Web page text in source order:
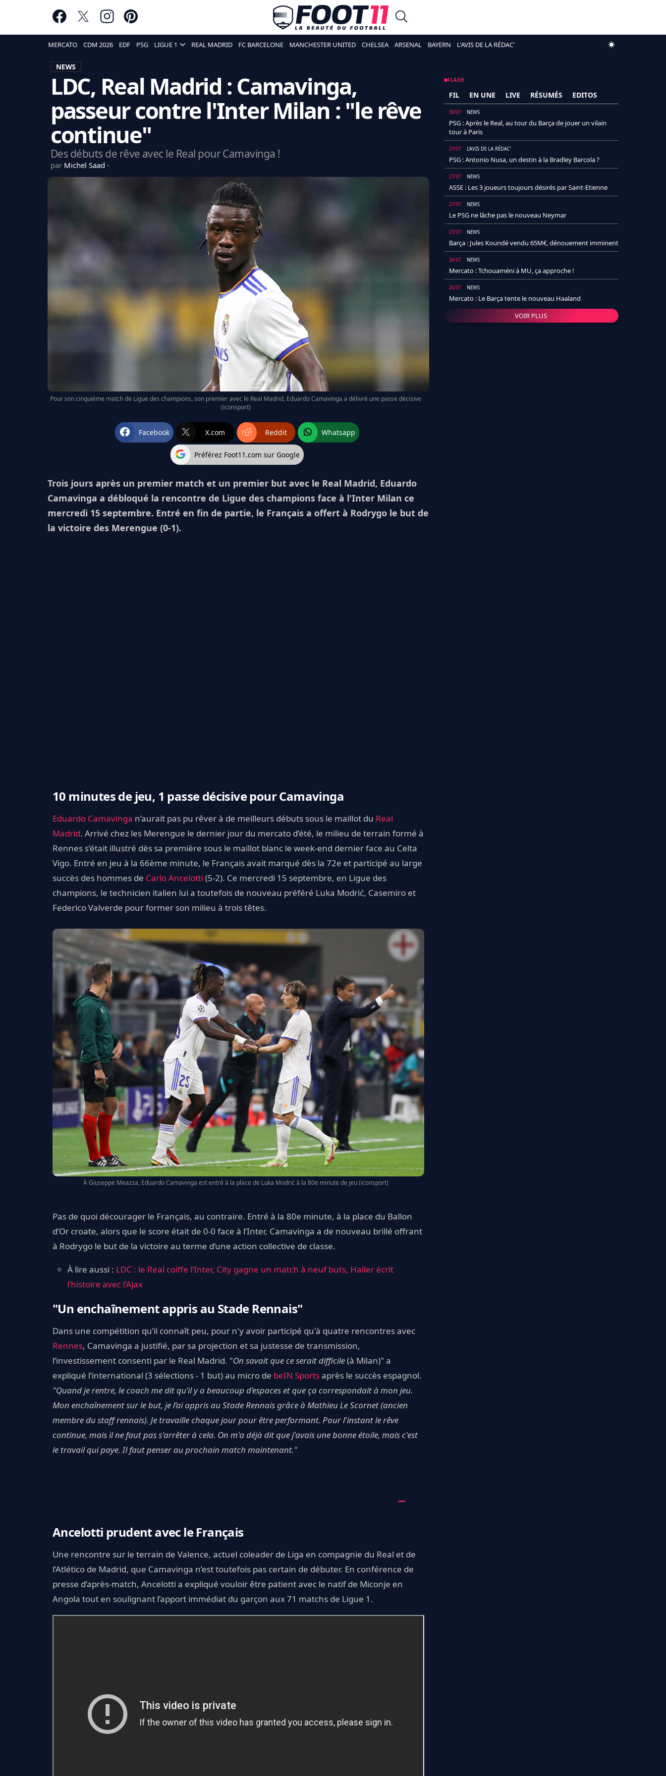
MERCATO CDM 2026 EDF PSG LIGUE 1 REAL MADRID FC BARCELONE MANCHESTER UNITED CHELSEA ARSENAL BAYERN L'AVIS DE LA RÉDAC'
NEWS
LDC, Real Madrid : Camavinga,
passeur contre l'Inter Milan : "le rêve
continue"
Des débuts de rêve avec le Real pour Camavinga !
par Michel Saad
Pour son cinquième match de Ligue des champions, son premier avec le Real Madrid, Eduardo Camavinga a délivré une passe décisive
(iconsport)
Facebook X.com Reddit Whatsapp
Préférez Foot11.com sur Google
Trois jours après un premier match et un premier but avec le Real Madrid, Eduardo
Camavinga a débloqué la rencontre de Ligue des champions face à l'Inter Milan ce
mercredi 15 septembre. Entré en fin de partie, le Français a offert à Rodrygo le but de
la victoire des Merengue (0-1).
10 minutes de jeu, 1 passe décisive pour Camavinga
Eduardo Camavinga n’aurait pas pu rêver à de meilleurs débuts sous le maillot du Real
Madrid. Arrivé chez les Merengue le dernier jour du mercato d’été, le milieu de terrain formé à
Rennes s’était illustré dès sa première sous le maillot blanc le week-end dernier face au Celta
Vigo. Entré en jeu à la 66ème minute, le Français avait marqué dès la 72e et participé au large
succès des hommes de Carlo Ancelotti (5-2). Ce mercredi 15 septembre, en Ligue des
champions, le technicien italien lui a toutefois de nouveau préféré Luka Modrić, Casemiro et
Federico Valverde pour former son milieu à trois têtes.
À Giuseppe Meazza, Eduardo Camavinga est entré à la place de Luka Modrić à la 80e minute de jeu (iconsport)
Pas de quoi décourager le Français, au contraire. Entré à la 80e minute, à la place du Ballon
d’Or croate, alors que le score était de 0-0 face à l’Inter, Camavinga a de nouveau brillé offrant
à Rodrygo le but de la victoire au terme d’une action collective de classe.
À lire aussi : LDC : le Real coiffe l’Inter, City gagne un match à neuf buts, Haller écrit
l’histoire avec l’Ajax
"Un enchaînement appris au Stade Rennais"
Dans une compétition qu’il connaît peu, pour n'y avoir participé qu'à quatre rencontres avec
Rennes, Camavinga a justifié, par sa projection et sa justesse de transmission,
l’investissement consenti par le Real Madrid. "On savait que ce serait difficile(à Milan)" a
expliqué l’international (3 sélections - 1 but) au micro de beIN Sportsaprès le succès espagnol.
"Quand je rentre, le coach me dit qu’il y a beaucoup d’espaces et que ça correspondait à mon jeu.
Mon enchaînement sur le but, je l’ai appris au Stade Rennais grâce à Mathieu Le Scornet (ancien
membre du staff rennais). Je travaille chaque jour pour être performant. Pour l'instant le rêve
continue, mais il ne faut pas s'arrêter à cela. On m'a déjà dit que j'avais une bonne étoile, mais c'est
le travail qui paye. Il faut penser au prochain match maintenant."
Ancelotti prudent avec le Français
Une rencontre sur le terrain de Valence, actuel coleader de Liga en compagnie du Real et de
l’Atlético de Madrid, que Camavinga n’est toutefois pas certain de débuter. En conférence de
presse d’après-match, Ancelotti a expliqué vouloir être patient avec le natif de Miconje en
Angola tout en soulignant l’apport immédiat du garçon aux 71 matchs de Ligue 1.
FLASH
FIL EN UNE LIVE RÉSUMÉS EDITOS
30/07 NEWS
PSG : Après le Real, au tour du Barça de jouer un vilain
tour à Paris
27/07 L'AVIS DE LA RÉDAC'
PSG : Antonio Nusa, un destin à la Bradley Barcola ?
27/07 NEWS
ASSE : Les 3 joueurs toujours désirés par Saint-Etienne
27/07 NEWS
Le PSG ne lâche pas le nouveau Neymar
27/07 NEWS
Barça : Jules Koundé vendu 65M€, dénouement imminent
26/07 NEWS
Mercato : Tchouaméni à MU, ça approche !
26/07 NEWS
Mercato : Le Barça tente le nouveau Haaland
VOIR PLUS